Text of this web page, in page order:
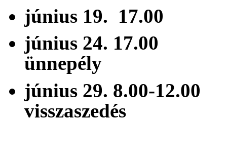
június 19.
június 24.
ünnepély
június 29.
visszaszedés